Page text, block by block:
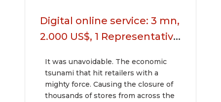
Digital online service: 3 mn,
2.000 US$, 1 Representative
It was unavoidable. The economic
tsunami that hit retailers with a
mighty force. Causing the closure of
thousands of stores from across the